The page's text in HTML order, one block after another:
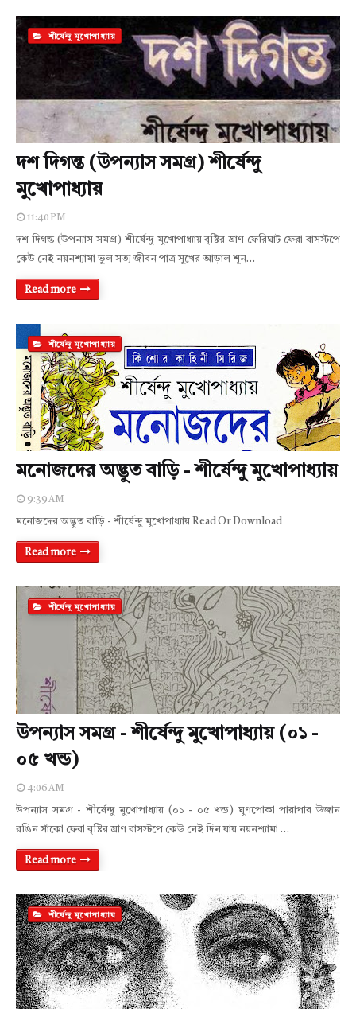
শীর্ষেন্দু মুখোপাধ্যায়
দশ দিগন্ত (উপন্যাস সমগ্র) শীর্ষেন্দু
মুখোপাধ্যায়
11:40 PM
দশ দিগন্ত (উপন্যাস সমগ্র) শীর্ষেন্দু মুখোপাধ্যায় বৃষ্টির ঘ্রাণ ফেরিঘাট ফেরা বাসস্টপে
কেউ নেই নয়নশ্যামা ভুল সত্য জীবন পাত্র সুখের আড়াল শূন…
Read more
শীর্ষেন্দু মুখোপাধ্যায়
মনোজদের অদ্ভুত বাড়ি - শীর্ষেন্দু মুখোপাধ্যায়
9:39 AM
মনোজদের অদ্ভুত বাড়ি - শীর্ষেন্দু মুখোপাধ্যায় Read Or Download
Read more
শীর্ষেন্দু মুখোপাধ্যায়
উপন্যাস সমগ্র - শীর্ষেন্দু মুখোপাধ্যায় (০১ -
০৫ খন্ড)
4:06 AM
উপন্যাস সমগ্র - শীর্ষেন্দু মুখোপাধ্যায় (০১ - ০৫ খন্ড) ঘুণপোকা পারাপার উজান
রঙিন সাঁকো ফেরা বৃষ্টির ঘ্রাণ বাসস্টপে কেউ নেই দিন যায় নয়নশ্যামা …
Read more
শীর্ষেন্দু মুখোপাধ্যায়